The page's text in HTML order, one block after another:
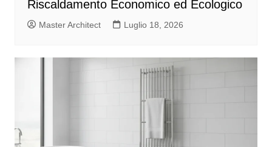
Riscaldamento Economico ed Ecologico
Master Architect Luglio 18, 2026